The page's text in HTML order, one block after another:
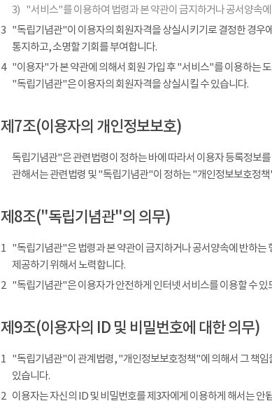
3) "서비스"를 이용하여 법령과 본 약관이 금지하거나 공서양속
3 "독립기념관"이 이용자의 회원자격을 상실시키기로 결정한 경우
통지하고, 소명할 기회를 부여합니다.
4
"이용자"가 본 약관에 의해서 회원 가입 후 "서비스"를 이용하는
"독립기념관"은 이용자의 회원자격을 상실시킬 수 있습니다.
제7조(이용자의 개인정보보호)
독립기념관"은 관련법령이 정하는 바에 따라서 이용자 등록정보
관해서는 관련법령 및 "독립기념관"이 정하는 "개인정보보호정
제8조("독립기념관"의 의무)
1 "독립기념관"은 법령과 본 약관이 금지하거나 공서양속에 반하는
제공하기 위해서 노력합니다.
2 "독립기념관"은 이용자가 안전하게 인터넷 서비스를 이용할 수
제9조(이용자의 ID 및 비밀번호에 대한 의무)
1 "독립기념관"이 관계법령, "개인정보보호정책"에 의해서 그 책임
있습니다.
2 이용자는 자신의 ID 및 비밀번호를 제3자에게 이용하게 해서는 안